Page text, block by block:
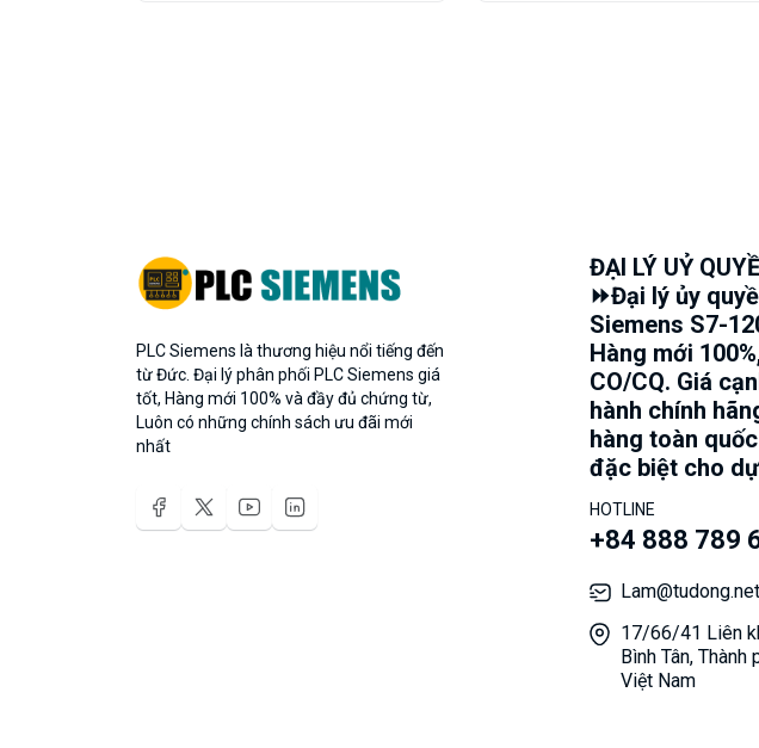
PLC Siemens là thương hiệu nổi tiếng đến
từ Đức. Đại lý phân phối PLC Siemens giá
tốt, Hàng mới 100% và đầy đủ chứng từ,
Luôn có những chính sách ưu đãi mới
nhất
ĐẠI LÝ UỶ
⏩Đại lý ủy
Siemens S7-
Hàng mới
CO/CQ. Giá
hành chính
hàng toàn
đặc biệt cho
HOTLINE
+84 888 789
Lam@tudong.net
17/66/41 Liên
Bình Tân, Thành
Việt Nam